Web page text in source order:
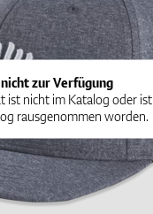
zur Verfügung
ist nicht im Katalog oder ist
rausgenommen worden.